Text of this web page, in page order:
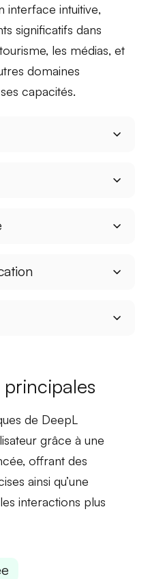
interface intuitive,
significatifs dans
les médias, et
domaines
capacités.
de DeepL
grâce à une
offrant des
ainsi qu’une
interactions plus